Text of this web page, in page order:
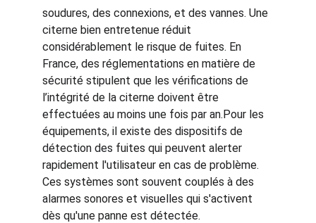
soudures, des connexions, et des vannes. Une
citerne bien entretenue réduit
considérablement le risque de fuites. En
France, des réglementations en matière de
sécurité stipulent que les vérifications de
l’intégrité de la citerne doivent être
effectuées au moins une fois par an.Pour les
équipements, il existe des dispositifs de
détection des fuites qui peuvent alerter
rapidement l'utilisateur en cas de problème.
Ces systèmes sont souvent couplés à des
alarmes sonores et visuelles qui s'activent
dès qu'une panne est détectée.